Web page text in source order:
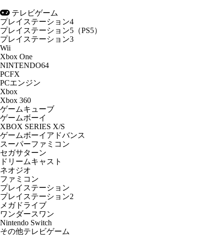
テレビゲーム
プレイステーション4
プレイステーション5（PS5）
プレイステーション3
Wii
Xbox One
NINTENDO64
PCFX
PCエンジン
Xbox
Xbox 360
ゲームキューブ
ゲームボーイ
XBOX SERIES X/S
ゲームボーイアドバンス
スーパーファミコン
セガサターン
ドリームキャスト
ネオジオ
ファミコン
プレイステーション
プレイステーション2
メガドライブ
ワンダースワン
Nintendo Switch
その他テレビゲーム